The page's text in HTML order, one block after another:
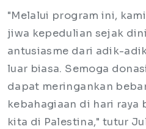
​"Melalui program ini,
jiwa kepedulian sejak
antusiasme dari adik-
luar biasa. Semoga
dapat meringankan
kebahagiaan di hari raya
kita di Palestina," tutur